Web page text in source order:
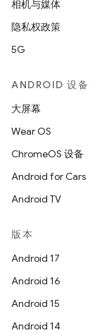
相机与媒体
隐私权政策
5G
ANDROID 设备
大屏幕
Wear OS
ChromeOS 设备
Android for Cars
Android TV
版本
Android 17
Android 16
Android 15
Android 14